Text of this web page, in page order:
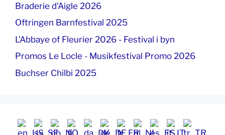
Braderie d'Aigle 2026
Oftringen Barnfestival 2025
L'Abbaye of Fleurier 2026 - Festival i byn
Promos Le Locle - Musikfestival Promo 2026
Buchser Chilbi 2025